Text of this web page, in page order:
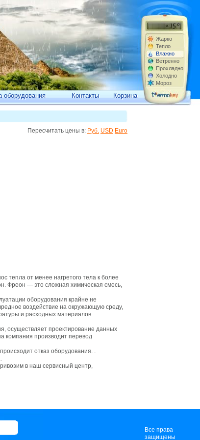
Жарко
Тепло
Влажно
Ветренно
Прохладно
Холодно
Мороз
оборудования Контакты Корзина
Пересчитать цены в: Руб. USD Euro
тепла от менее нагретого тела к более
Фреон — это сложная химическая смесь,
оборудования крайне не
воздействие на окружающую среду,
и расходных материалов.
осуществляет проектирование данных
компания производит перевод
отказ оборудования. .
в наш сервисный центр,
Все права
защищены